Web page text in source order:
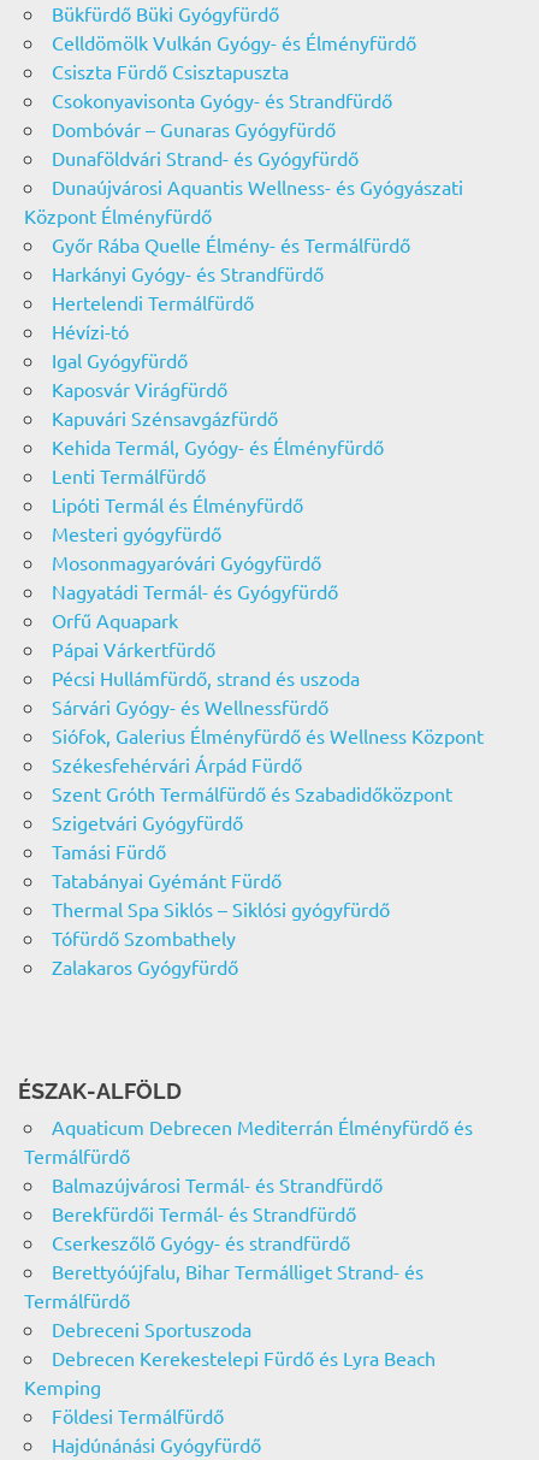
Bükfürdő Büki Gyógyfürdő
Celldömölk Vulkán Gyógy- és Élményfürdő
Csiszta Fürdő Csisztapuszta
Csokonyavisonta Gyógy- és Strandfürdő
Dombóvár – Gunaras Gyógyfürdő
Dunaföldvári Strand- és Gyógyfürdő
Dunaújvárosi Aquantis Wellness- és Gyógyászati
Központ Élményfürdő
Győr Rába Quelle Élmény- és Termálfürdő
Harkányi Gyógy- és Strandfürdő
Hertelendi Termálfürdő
Hévízi-tó
Igal Gyógyfürdő
Kaposvár Virágfürdő
Kapuvári Szénsavgázfürdő
Kehida Termál, Gyógy- és Élményfürdő
Lenti Termálfürdő
Lipóti Termál és Élményfürdő
Mesteri gyógyfürdő
Mosonmagyaróvári Gyógyfürdő
Nagyatádi Termál- és Gyógyfürdő
Orfű Aquapark
Pápai Várkertfürdő
Pécsi Hullámfürdő, strand és uszoda
Sárvári Gyógy- és Wellnessfürdő
Siófok, Galerius Élményfürdő és Wellness Központ
Székesfehérvári Árpád Fürdő
Szent Gróth Termálfürdő és Szabadidőközpont
Szigetvári Gyógyfürdő
Tamási Fürdő
Tatabányai Gyémánt Fürdő
Thermal Spa Siklós – Siklósi gyógyfürdő
Tófürdő Szombathely
Zalakaros Gyógyfürdő
ÉSZAK-ALFÖLD
Aquaticum Debrecen Mediterrán Élményfürdő és
Termálfürdő
Balmazújvárosi Termál- és Strandfürdő
Berekfürdői Termál- és Strandfürdő
Cserkeszőlő Gyógy- és strandfürdő
Berettyóújfalu, Bihar Termálliget Strand- és
Termálfürdő
Debreceni Sportuszoda
Debrecen Kerekestelepi Fürdő és Lyra Beach
Kemping
Földesi Termálfürdő
Hajdúnánási Gyógyfürdő